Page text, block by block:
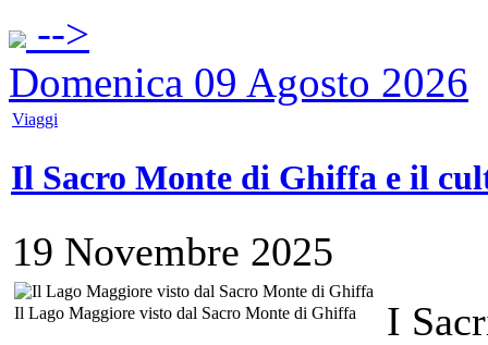
-->
Domenica 09 Agosto 2026
Viaggi
Il Sacro Monte di Ghiffa e il
19 Novembre 2025
Il Lago Maggiore visto dal Sacro Monte di Ghiffa
I